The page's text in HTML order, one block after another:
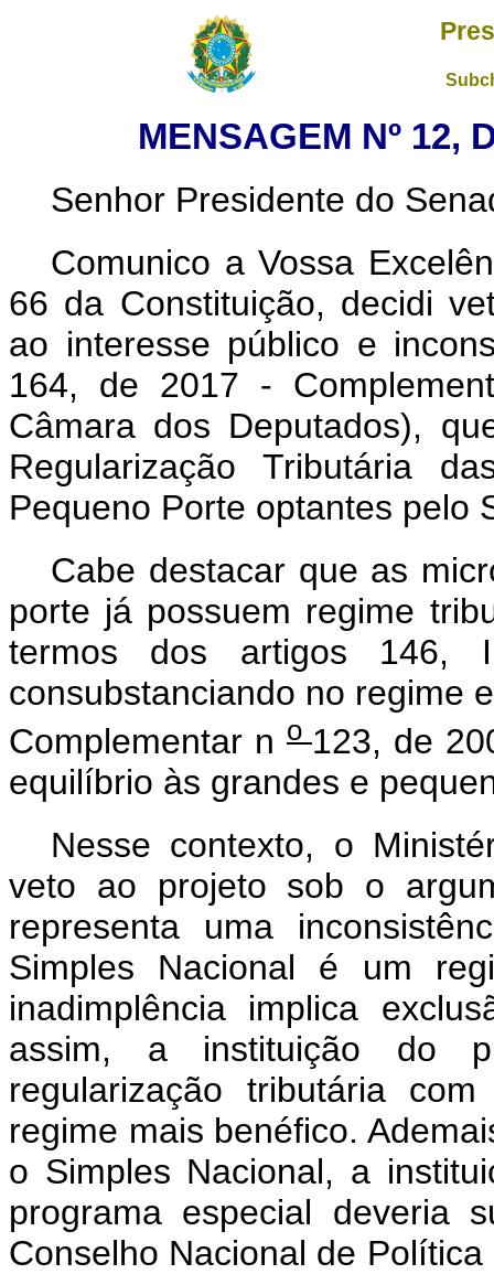
MENSAGEM Nº 12,
Senhor Presidente do
Comunico a Vossa
66 da Constituição, decidi
ao interesse público e
164, de 2017 -
Câmara dos Deputados),
Regularização Tributária
Pequeno Porte optantes pelo
Cabe destacar que as
porte já possuem regime
termos dos artigos 146,
consubstanciando no regime
Complementar n o 123, de
equilíbrio às grandes e
Nesse contexto, o
veto ao projeto sob o
representa uma
Simples Nacional é um
inadimplência implica
assim, a instituição do
regularização tributária
regime mais benéfico.
o Simples Nacional, a
programa especial deveria
Conselho Nacional de